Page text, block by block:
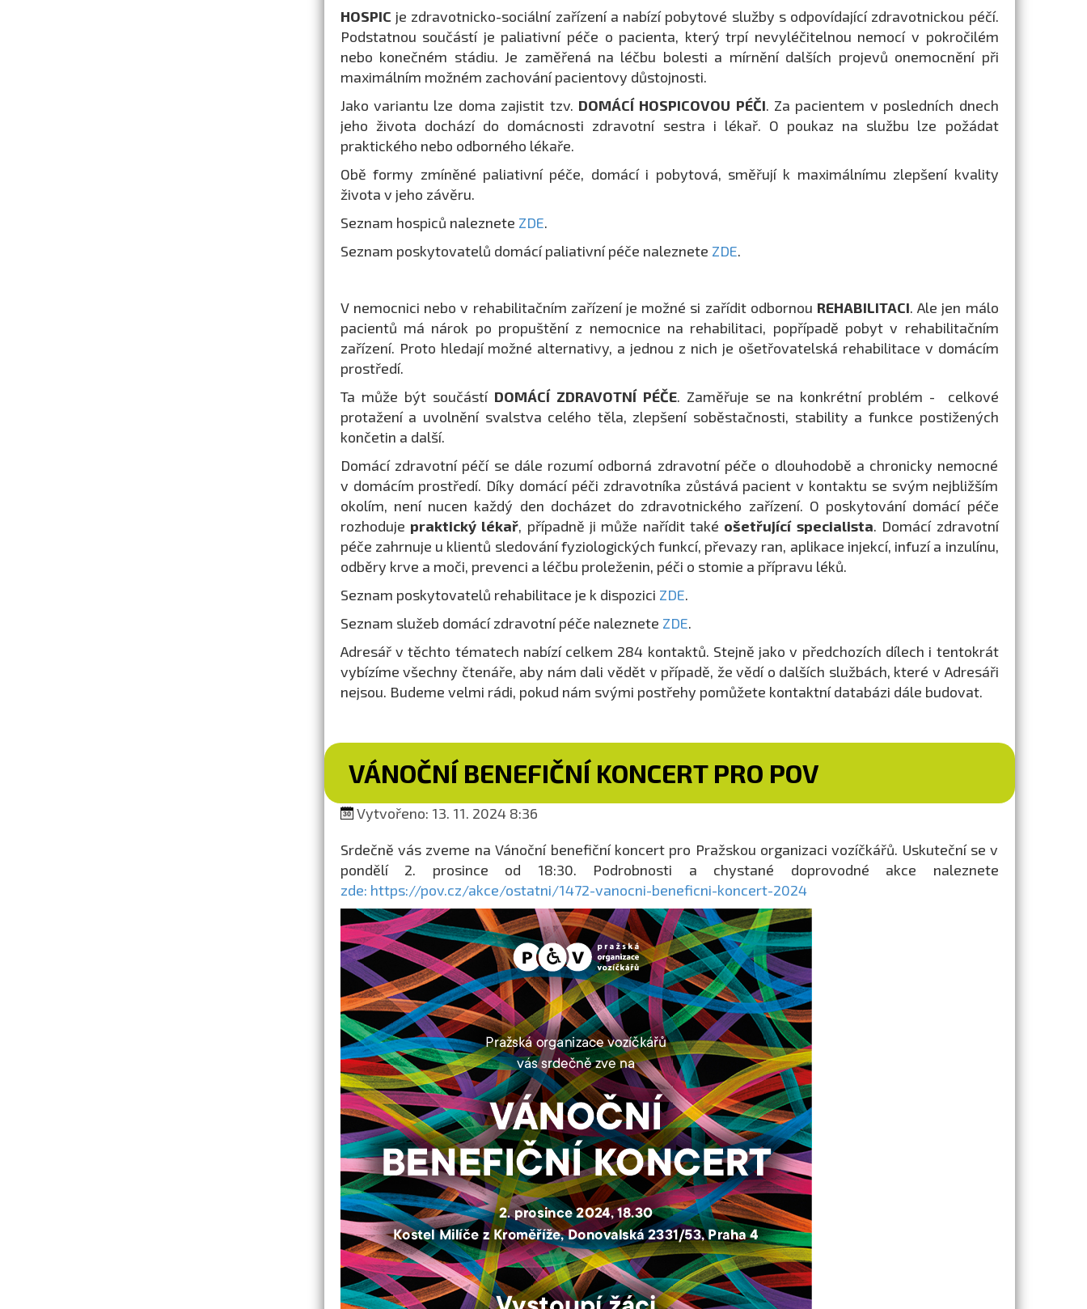
HOSPIC je zdravotnicko-sociální zařízení a nabízí pobytové služby s odpovídající zdravotnickou péčí.
Podstatnou součástí je paliativní péče o pacienta, který trpí nevyléčitelnou nemocí v pokročilém
nebo konečném stádiu. Je zaměřená na léčbu bolesti a mírnění dalších projevů onemocnění při
maximálním možném zachování pacientovy důstojnosti.
Jako variantu lze doma zajistit tzv. DOMÁCÍ HOSPICOVOU PÉČI. Za pacientem v posledních dnech
jeho života dochází do domácnosti zdravotní sestra i lékař. O poukaz na službu lze požádat
praktického nebo odborného lékaře.
Obě formy zmíněné paliativní péče, domácí i pobytová, směřují k maximálnímu zlepšení kvality
života v jeho závěru.
Seznam hospiců naleznete ZDE.
Seznam poskytovatelů domácí paliativní péče naleznete ZDE.
V nemocnici nebo v rehabilitačním zařízení je možné si zařídit odbornou REHABILITACI. Ale jen málo
pacientů má nárok po propuštění z nemocnice na rehabilitaci, popřípadě pobyt v rehabilitačním
zařízení. Proto hledají možné alternativy, a jednou z nich je ošetřovatelská rehabilitace v domácím
prostředí.
Ta může být součástí DOMÁCÍ ZDRAVOTNÍ PÉČE. Zaměřuje se na konkrétní problém - celkové
protažení a uvolnění svalstva celého těla, zlepšení soběstačnosti, stability a funkce postižených
končetin a další.
Domácí zdravotní péčí se dále rozumí odborná zdravotní péče o dlouhodobě a chronicky nemocné
v domácím prostředí. Díky domácí péči zdravotníka zůstává pacient v kontaktu se svým nejbližším
okolím, není nucen každý den docházet do zdravotnického zařízení. O poskytování domácí péče
rozhoduje praktický lékař, případně ji může nařídit také ošetřující specialista. Domácí zdravotní
péče zahrnuje u klientů sledování fyziologických funkcí, převazy ran, aplikace injekcí, infuzí a inzulínu,
odběry krve a moči, prevenci a léčbu proleženin, péči o stomie a přípravu léků.
Seznam poskytovatelů rehabilitace je k dispozici ZDE.
Seznam služeb domácí zdravotní péče naleznete ZDE.
Adresář v těchto tématech nabízí celkem 284 kontaktů. Stejně jako v předchozích dílech i tentokrát
vybízíme všechny čtenáře, aby nám dali vědět v případě, že vědí o dalších službách, které v Adresáři
nejsou. Budeme velmi rádi, pokud nám svými postřehy pomůžete kontaktní databázi dále budovat.
VÁNOČNÍ BENEFIČNÍ KONCERT PRO POV
Vytvořeno: 13. 11. 2024 8:36
Srdečně vás zveme na Vánoční benefiční koncert pro Pražskou organizaci vozíčkářů. Uskuteční se v
pondělí 2. prosince od 18:30. Podrobnosti a chystané doprovodné akce naleznete
zde: https://pov.cz/akce/ostatni/1472-vanocni-beneficni-koncert-2024